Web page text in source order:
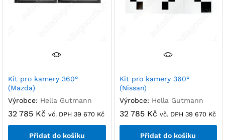
Kit pro kamery 360°
(Mazda)
Výrobce: Hella Gutmann
32 785 Kč vč. DPH 39 670 Kč
Přidat do košíku
Kit pro kamery 360°
(Nissan)
Výrobce: Hella Gutmann
32 785 Kč vč. DPH 39 670 Kč
Přidat do košíku